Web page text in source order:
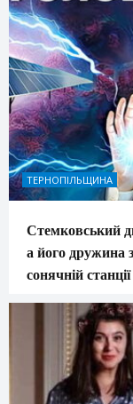
ТЕРНОПІЛЬЩИНА
Стемковський
а його дружина
сонячній станції